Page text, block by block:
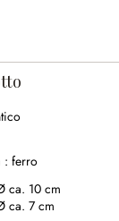
: ferro
ca. 10 cm
ca. 7 cm